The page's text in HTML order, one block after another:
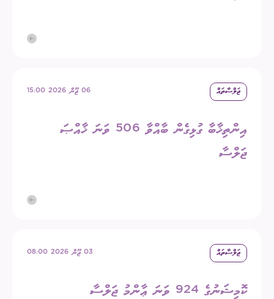
ޖަލްސާތައް 06 ޖޫން 2026 15:00
އިންތިޚާބާ ގުޅިގެން ބާއްވާ 506 ވަނަ ޚާއްޞަ
ޖަލްސާ
ޖަލްސާތައް 03 ޖޫން 2026 08:00
ކޮމިޝަނުގެ 924 ވަނަ ޢާންމު ޖަލްސާ